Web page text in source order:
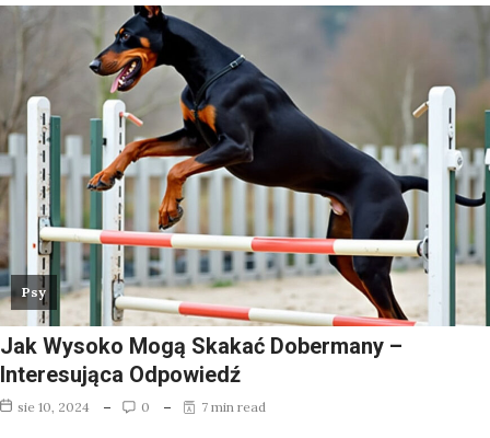
Psy
Jak Wysoko Mogą Skakać Dobermany –
Interesująca Odpowiedź
sie 10, 2024 0 7 min read